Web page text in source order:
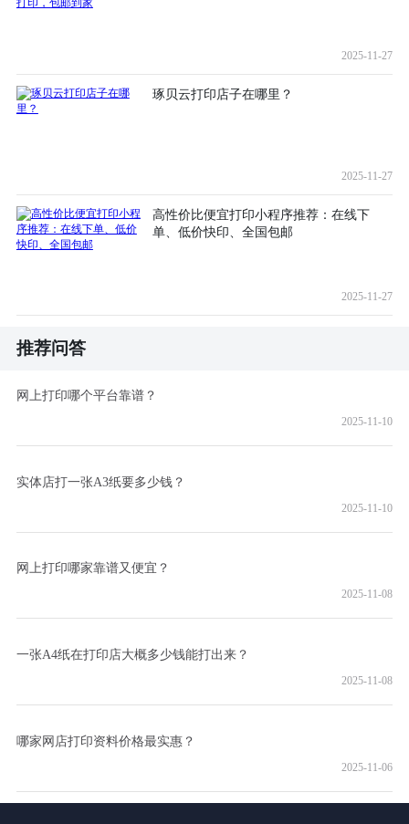
2025-11-27
琢贝云打印店子在哪里？
2025-11-27
高性价比便宜打印小程序推荐：在线下
单、低价快印、全国包邮
2025-11-27
推荐问答
网上打印哪个平台靠谱？
2025-11-10
实体店打一张A3纸要多少钱？
2025-11-10
网上打印哪家靠谱又便宜？
2025-11-08
一张A4纸在打印店大概多少钱能打出来？
2025-11-08
哪家网店打印资料价格最实惠？
2025-11-06